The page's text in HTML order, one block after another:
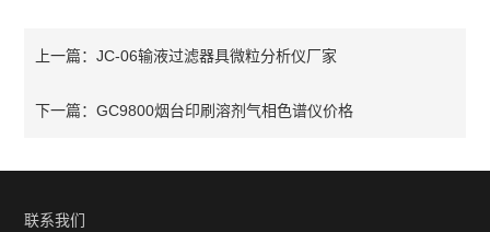
上一篇：JC-06输液过滤器具微粒分析仪厂家
下一篇：GC9800烟台印刷溶剂气相色谱仪价格
联系我们